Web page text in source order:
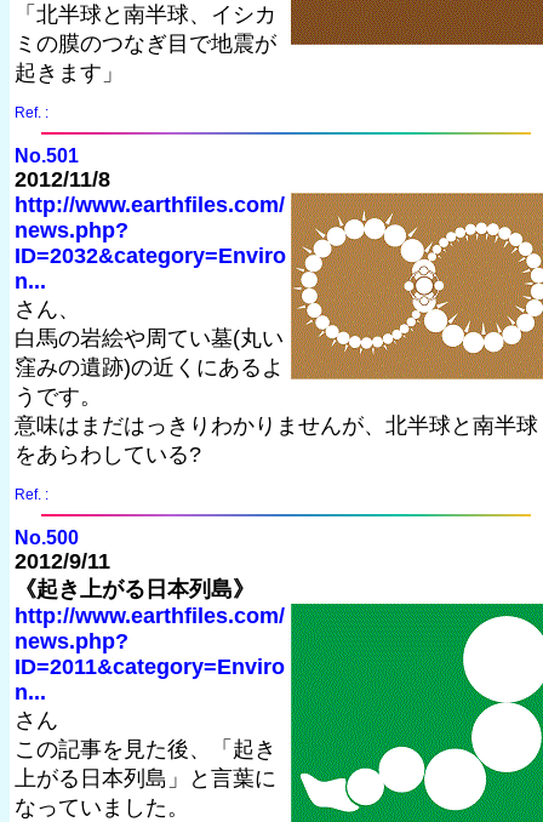
「北半球と南半球、イシカ
ミの膜のつなぎ目で地震が
起きます」
Ref. :
No.501
2012/11/8
http://www.earthfiles.com/
news.php?
ID=2032&category=Enviro
n...
さん、
白馬の岩絵や周てい墓(丸い
窪みの遺跡)の近くにあるよ
うです。
意味はまだはっきりわかりませんが、北半球と南半球
をあらわしている?
Ref. :
No.500
2012/9/11
《起き上がる日本列島》
http://www.earthfiles.com/
news.php?
ID=2011&category=Enviro
n...
さん
この記事を見た後、「起き
上がる日本列島」と言葉に
なっていました。